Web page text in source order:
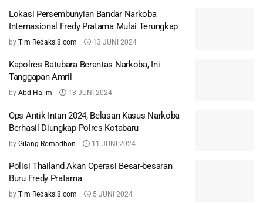
Lokasi Persembunyian Bandar Narkoba
Internasional Fredy Pratama Mulai Terungkap
by Tim Redaksi8.com 13 JUNI 2024
Kapolres Batubara Berantas Narkoba, Ini
Tanggapan Amril
by Abd Halim 13 JUNI 2024
Ops Antik Intan 2024, Belasan Kasus Narkoba
Berhasil Diungkap Polres Kotabaru
by Gilang Romadhon 11 JUNI 2024
Polisi Thailand Akan Operasi Besar-besaran
Buru Fredy Pratama
by Tim Redaksi8.com 5 JUNI 2024